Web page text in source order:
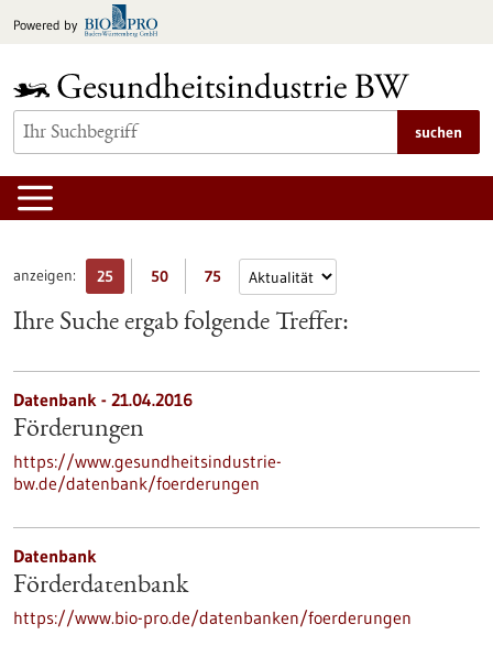
Inhalt
Powered by
suchen
anzeigen: 25 50 75
Ihre Suche ergab folgende Treffer:
Datenbank - 21.04.2016
Förderungen
https://www.gesundheitsindustrie-
bw.de/datenbank/foerderungen
Datenbank
Förderdatenbank
https://www.bio-pro.de/datenbanken/foerderungen